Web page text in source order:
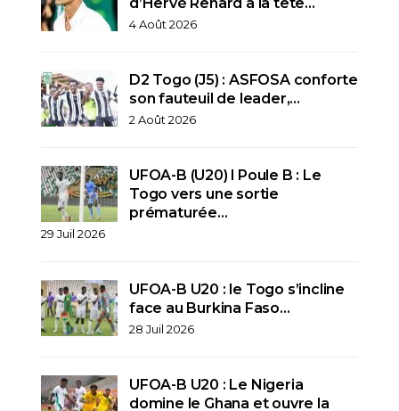
4 Août 2026
D2 Togo (J5) : ASFOSA conforte
son fauteuil de leader,…
2 Août 2026
UFOA-B (U20) l Poule B : Le
Togo vers une sortie
prématurée…
29 Juil 2026
UFOA-B U20 : le Togo s’incline
face au Burkina Faso…
28 Juil 2026
UFOA-B U20 : Le Nigeria
domine le Ghana et ouvre la